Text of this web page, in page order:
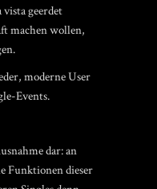
vista geerdet
machen wollen,
moderne User
Events.
dar: an
Funktionen dieser